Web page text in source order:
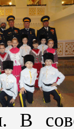
В